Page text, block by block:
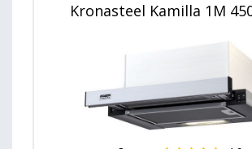
Kronasteel Kamilla 1M